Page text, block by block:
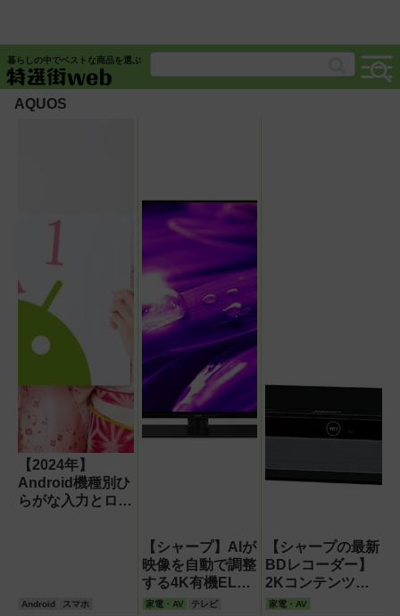
暮らしの中でベストな商品を選ぶ
AQUOS
【2024年】
Android機種別ひ
らがな入力とロー
Android スマホ
【シャープ】AIが
映像を自動で調整
する4K有機ELテ
レビ コンテンツ
家電・AV テレビ
【シャープの最新
BDレコーダー】
2Kコンテンツも
4K級の美しさで
家電・AV